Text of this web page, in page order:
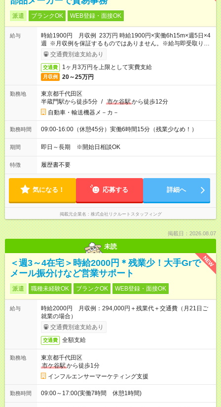
派遣 ブランクOK WEB登録・面接OK
給与
時給1900円 月収例 23万円 時給1900円×実働6h15m×週5日×4
週 ※月収例を保証するものではありません。※給与即受取りサ
ービス利用可（利用条件有）
交通費別途支給あり
交通費 1ヶ月3万円を上限として実費支給
月収例 20～25万円
勤務地
東京都千代田区
半蔵門駅から徒歩5分 / 市ケ谷駅から徒歩12分
自動車・輸送機器メ－カ－
勤務時間 09:00-16:00（休憩45分）実働6時間15分（残業少なめ！）
期間 即日～長期 ※開始日相談OK
特徴 履歴書不要
気になる！ 応募する 詳細へ
掲載元企業名 株式会社リクルートスタッフィング
掲載日：2026.08.07
未読
NEW
＜週3～4在宅＞時給2000円＊残業少！大手Grで
メール振分けなど営業サポート
派遣 職種未経験OK ブランクOK WEB登録・面接OK
給与
時給2000円 月収例：294,000円＋残業代＋交通費（月21日ご
就業の場合）
交通費別途支給あり
交通費 全額支給
勤務地
東京都千代田区
市ケ谷駅から徒歩1分
インフルエンサーマーケティング支援
勤務時間 09:00～17:00(実働7時間 休憩1時間)